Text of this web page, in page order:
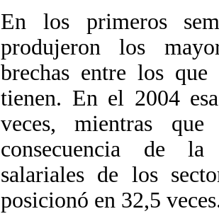
En los primeros
produjeron los
brechas entre los
tienen. En el 2004
veces, mientras
consecuencia de la
salariales de los
posicionó en 32,5